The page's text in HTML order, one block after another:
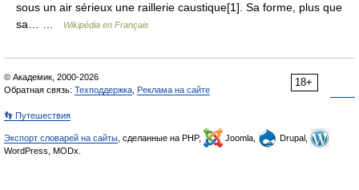
sous un air sérieux une raillerie caustique[1]. Sa forme, plus que
sa… …
Wikipédia en Français
18+
© Академик, 2000-2026
Обратная связь: Техподдержка Реклама на сайте
👣 Путешествия
Экспорт словарей на сайты , сделанные на PHP, Joomla,
Drupal,
WordPress, MODx.